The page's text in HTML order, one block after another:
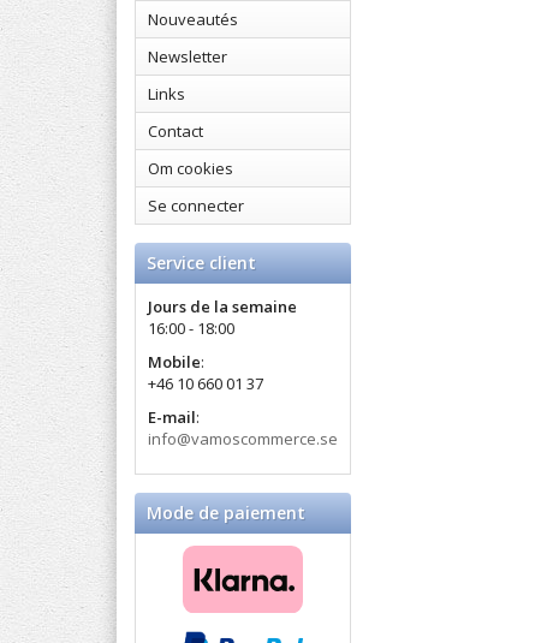
Nouveautés
Newsletter
Links
Contact
Om cookies
Se connecter
Service client
Jours de la semaine
16:00 - 18:00
Mobile:
+46 10 660 01 37
E-mail:
info@vamoscommerce.se
Mode de paiement